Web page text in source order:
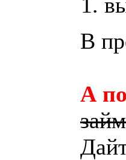
В
А